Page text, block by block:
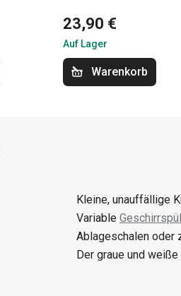
23,90 €
Auf Lager
Warenkorb
Kleine, unauffällige
Variable
Ablageschalen oder
Der graue und